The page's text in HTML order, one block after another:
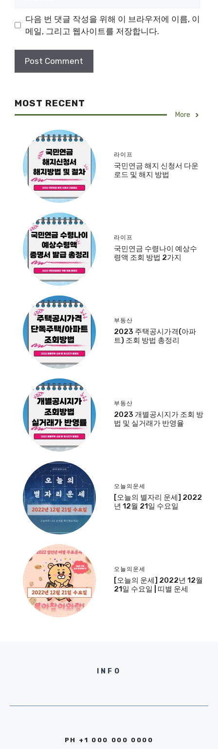
다음 번 댓글 작성을 위해 이 브라우저에 이름, 이
메일, 그리고 웹사이트를 저장합니다.
MOST RECENT
More
라이프
국민연금 해지 신청서 다운
로드 및 해지 방법
라이프
국민연금 수령나이 예상수
령액 조회 방법 2가지
부동산
2023 주택공시가격(아파
트) 조회 방법 총정리
부동산
2023 개별공시지가 조회 방
법 및 실거래가 반영율
오늘의운세
[오늘의 별자리 운세] 2022
년 12월 21일 수요일
오늘의운세
[오늘의 운세] 2022년 12월
21일 수요일 | 띠별 운세
INFO
PH +1 000 000 0000